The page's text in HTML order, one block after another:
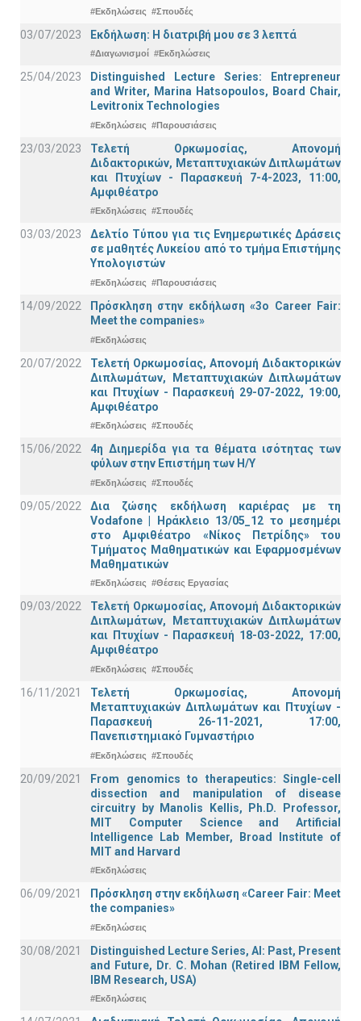
#Εκδηλώσεις #Σπουδές
03/07/2023 Εκδήλωση: Η διατριβή μου σε 3 λεπτά
#Διαγωνισμοί #Εκδηλώσεις
25/04/2023
Distinguished Lecture Series: Entrepreneur
and Writer, Marina Hatsopoulos, Board Chair,
Levitronix Technologies
#Εκδηλώσεις #Παρουσιάσεις
23/03/2023
Τελετή Ορκωμοσίας, Απονομή
Διδακτορικών, Μεταπτυχιακών Διπλωμάτων
και Πτυχίων - Παρασκευή 7-4-2023, 11:00,
Αμφιθέατρο
#Εκδηλώσεις #Σπουδές
03/03/2023
Δελτίο Τύπου για τις Ενημερωτικές Δράσεις
σε μαθητές Λυκείου από το τμήμα Επιστήμης
Υπολογιστών
#Εκδηλώσεις #Παρουσιάσεις
14/09/2022
Πρόσκληση στην εκδήλωση «3ο Career Fair:
Meet the companies»
#Εκδηλώσεις
20/07/2022
Τελετή Ορκωμοσίας, Απονομή Διδακτορικών
Διπλωμάτων, Μεταπτυχιακών Διπλωμάτων
και Πτυχίων - Παρασκευή 29-07-2022, 19:00,
Αμφιθέατρο
#Εκδηλώσεις #Σπουδές
15/06/2022
4η Διημερίδα για τα θέματα ισότητας των
φύλων στην Επιστήμη των Η/Υ
#Εκδηλώσεις #Σπουδές
09/05/2022
Δια ζώσης εκδήλωση καριέρας με τη
Vodafone | Ηράκλειο 13/05_12 το μεσημέρι
στο Αμφιθέατρο «Νίκος Πετρίδης» του
Τμήματος Μαθηματικών και Εφαρμοσμένων
Μαθηματικών
#Εκδηλώσεις #Θέσεις Εργασίας
09/03/2022
Τελετή Ορκωμοσίας, Απονομή Διδακτορικών
Διπλωμάτων, Μεταπτυχιακών Διπλωμάτων
και Πτυχίων - Παρασκευή 18-03-2022, 17:00,
Αμφιθέατρο
#Εκδηλώσεις #Σπουδές
16/11/2021
Τελετή Ορκωμοσίας, Απονομή
Μεταπτυχιακών Διπλωμάτων και Πτυχίων -
Παρασκευή 26-11-2021, 17:00,
Πανεπιστημιακό Γυμναστήριο
#Εκδηλώσεις #Σπουδές
20/09/2021
From genomics to therapeutics: Single-cell
dissection and manipulation of disease
circuitry by Manolis Kellis, Ph.D. Professor,
MIT Computer Science and Artificial
Intelligence Lab Member, Broad Institute of
MIT and Harvard
#Εκδηλώσεις
06/09/2021
Πρόσκληση στην εκδήλωση «Career Fair: Meet
the companies»
#Εκδηλώσεις
30/08/2021
Distinguished Lecture Series, ΑΙ: Past, Present
and Future, Dr. C. Mohan (Retired IBM Fellow,
IBM Research, USA)
#Εκδηλώσεις